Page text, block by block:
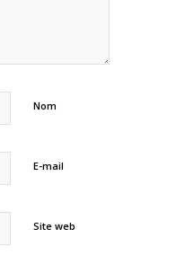
Nom
E-mail
Site web